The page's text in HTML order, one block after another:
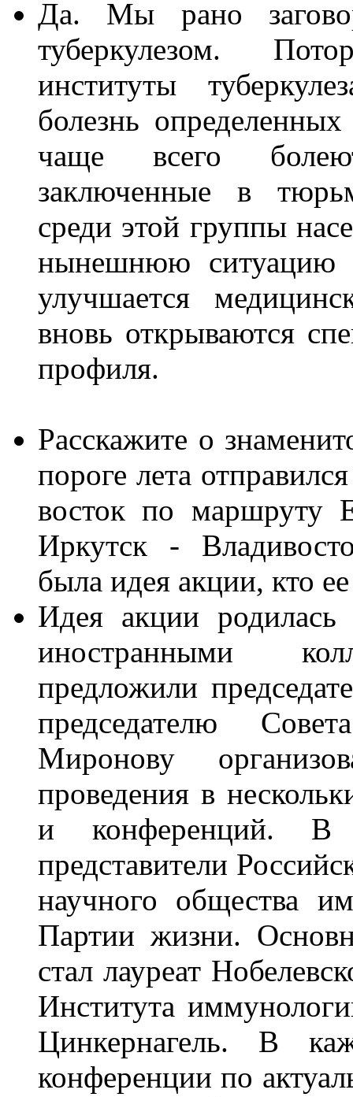
Да. Мы рано
туберкулезом.
институты
болезнь
чаще всего
заключенные в
среди этой группы
нынешнюю ситуацию
улучшается
вновь открываются
профиля.
Расскажите о
пороге лета
восток по маршруту
Иркутск -
была идея акции, кто
Идея акции
иностранными
предложили
председателю
Миронову
проведения в
и конференций. В
представители
научного общества
Партии жизни.
стал лауреат
Института
Цинкернагель. В
конференции по